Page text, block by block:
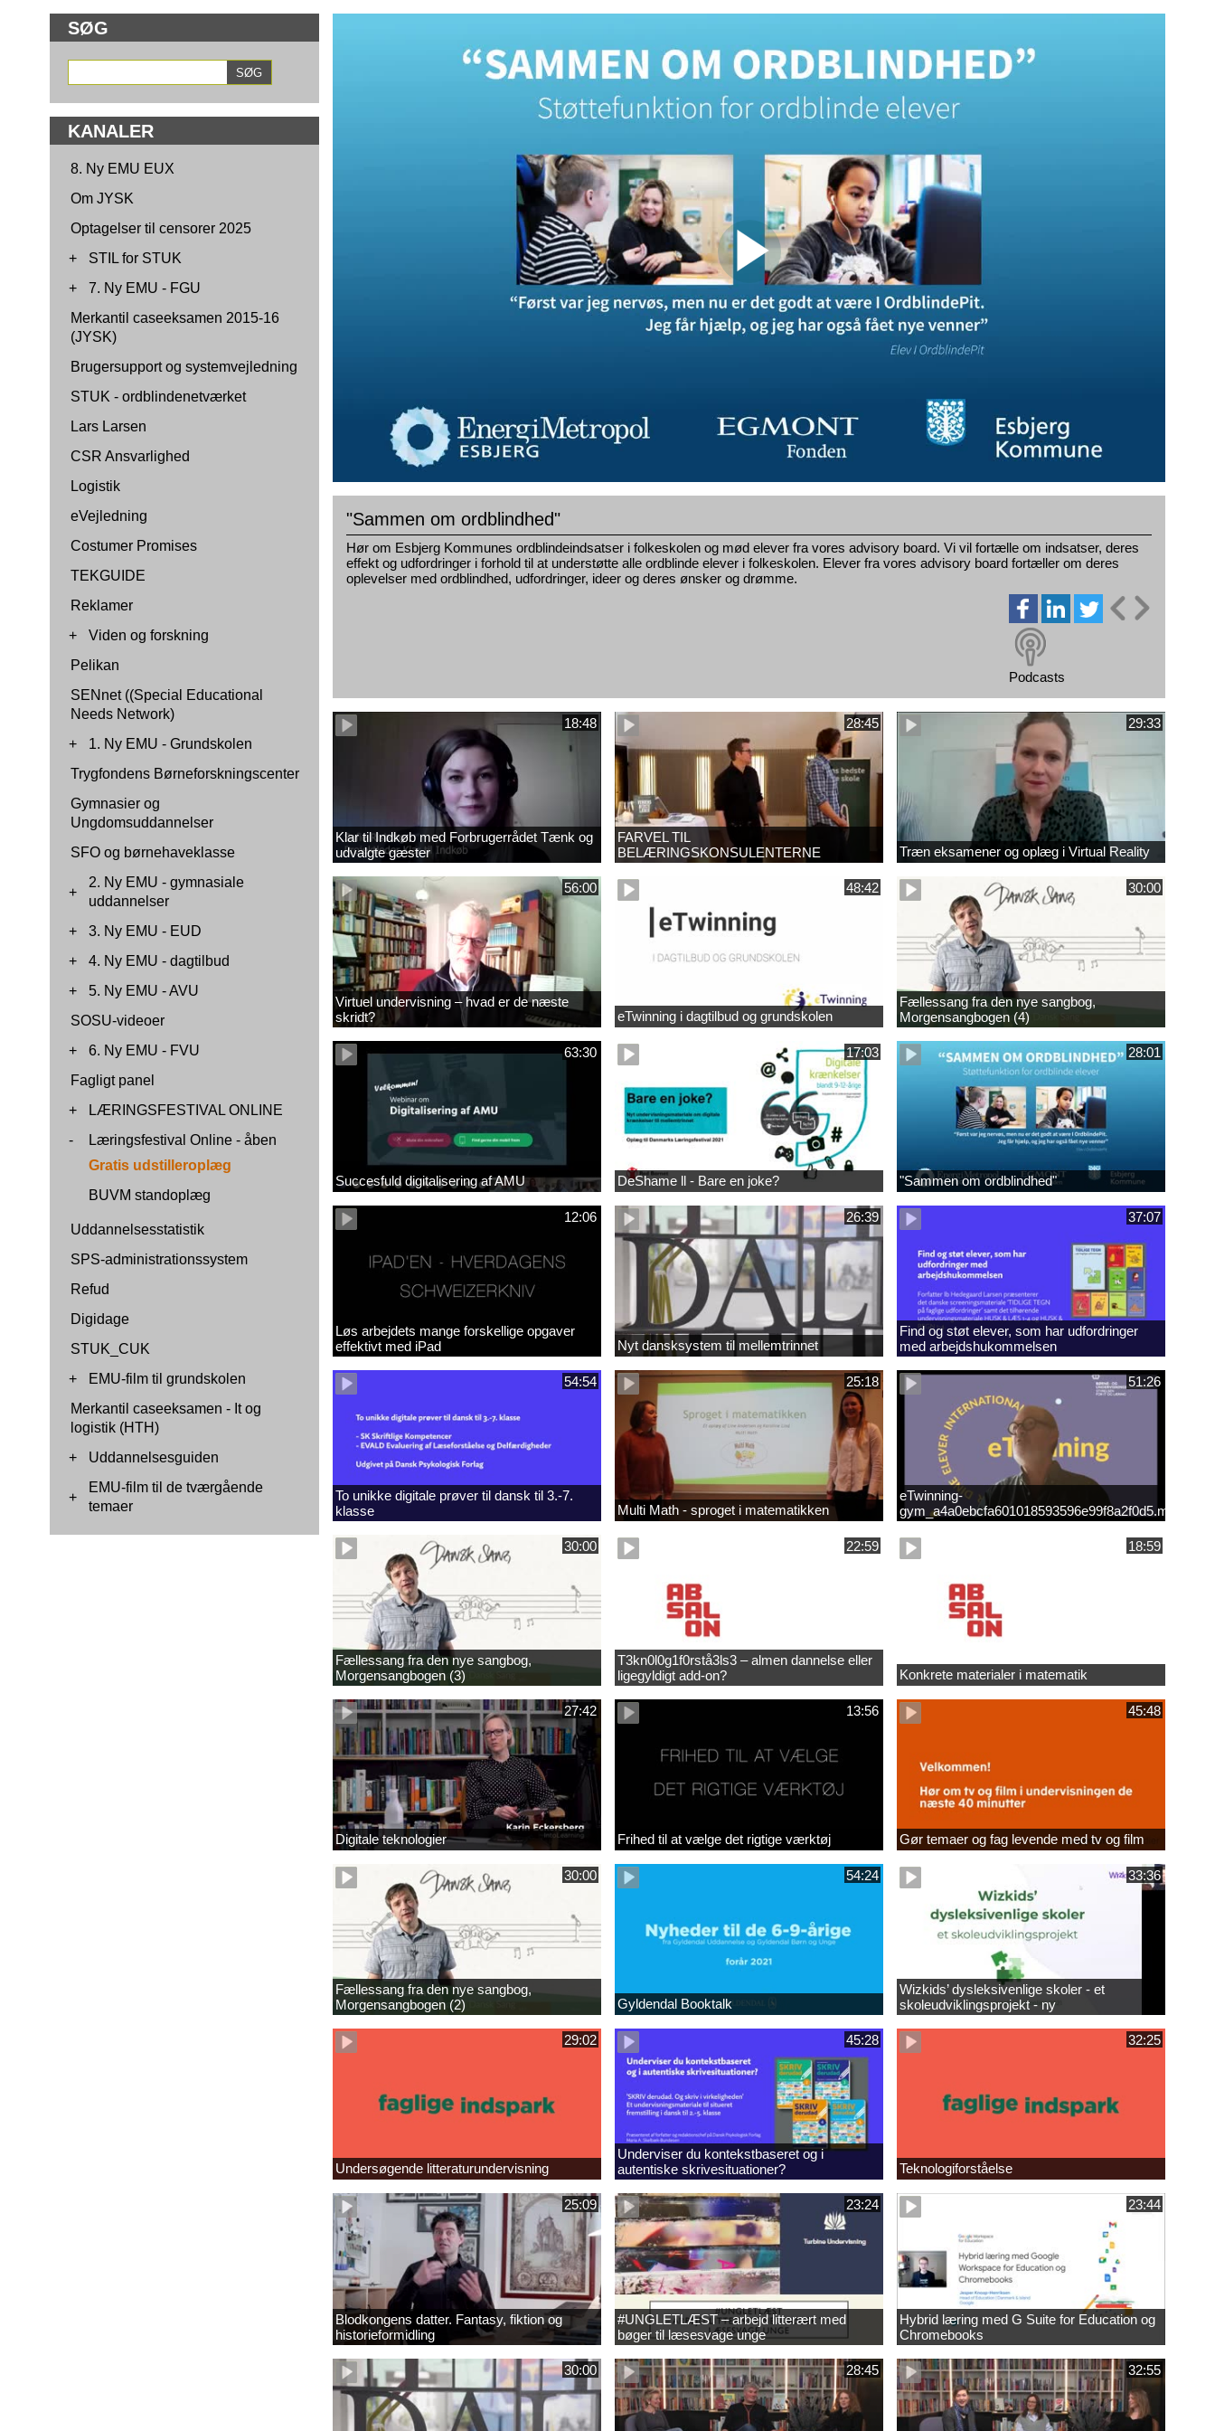
SØG
KANALER
8. Ny EMU EUX
Om JYSK
Optagelser til censorer 2025
+
STIL for STUK
+
7. Ny EMU - FGU
Merkantil caseeksamen 2015-16
(JYSK)
Brugersupport og systemvejledning
STUK - ordblindenetværket
Lars Larsen
CSR Ansvarlighed
Logistik
eVejledning
Costumer Promises
TEKGUIDE
Reklamer
+
Viden og forskning
Pelikan
SENnet ((Special Educational
Needs Network)
+
1. Ny EMU - Grundskolen
Trygfondens Børneforskningscenter
Gymnasier og
Ungdomsuddannelser
SFO og børnehaveklasse
+
2. Ny EMU - gymnasiale
uddannelser
+
3. Ny EMU - EUD
+
4. Ny EMU - dagtilbud
+
5. Ny EMU - AVU
SOSU-videoer
+
6. Ny EMU - FVU
Fagligt panel
+
LÆRINGSFESTIVAL ONLINE
-
Læringsfestival Online - åben
Gratis udstilleroplæg
BUVM standoplæg
Uddannelsesstatistik
SPS-administrationssystem
Refud
Digidage
STUK_CUK
+
EMU-film til grundskolen
Merkantil caseeksamen - It og
logistik (HTH)
+
Uddannelsesguiden
+
EMU-film til de tværgående
temaer
"Sammen om ordblindhed"
Hør om Esbjerg Kommunes ordblindeindsatser i folkeskolen og mød elever fra vores advisory board. Vi vil fortælle om indsatser, deres
effekt og udfordringer i forhold til at understøtte alle ordblinde elever i folkeskolen. Elever fra vores advisory board fortæller om deres
oplevelser med ordblindhed, udfordringer, ideer og deres ønsker og drømme.
Podcasts
18:48
Klar til Indkøb med Forbrugerrådet Tænk og
udvalgte gæster
28:45
FARVEL TIL
BELÆRINGSKONSULENTERNE
29:33
Træn eksamener og oplæg i Virtual Reality
56:00
Virtuel undervisning – hvad er de næste
skridt?
48:42
eTwinning i dagtilbud og grundskolen
30:00
Fællessang fra den nye sangbog,
Morgensangbogen (4)
63:30
Succesfuld digitalisering af AMU
17:03
DeShame ll - Bare en joke?
28:01
"Sammen om ordblindhed"
12:06
Løs arbejdets mange forskellige opgaver
effektivt med iPad
26:39
Nyt dansksystem til mellemtrinnet
37:07
Find og støt elever, som har udfordringer
med arbejdshukommelsen
54:54
To unikke digitale prøver til dansk til 3.-7.
klasse
25:18
Multi Math - sproget i matematikken
51:26
eTwinning-
gym_a4a0ebcfa601018593596e99f8a2f0d5.mp4
30:00
Fællessang fra den nye sangbog,
Morgensangbogen (3)
22:59
T3kn0l0g1f0rstå3ls3 – almen dannelse eller
ligegyldigt add-on?
18:59
Konkrete materialer i matematik
27:42
Digitale teknologier
13:56
Frihed til at vælge det rigtige værktøj
45:48
Gør temaer og fag levende med tv og film
30:00
Fællessang fra den nye sangbog,
Morgensangbogen (2)
54:24
Gyldendal Booktalk
33:36
Wizkids’ dysleksivenlige skoler - et
skoleudviklingsprojekt - ny
29:02
Undersøgende litteraturundervisning
45:28
Underviser du kontekstbaseret og i
autentiske skrivesituationer?
32:25
Teknologiforståelse
25:09
Blodkongens datter. Fantasy, fiktion og
historieformidling
23:24
#UNGLETLÆST – arbejd litterært med
bøger til læsesvage unge
23:44
Hybrid læring med G Suite for Education og
Chromebooks
30:00 28:45 32:55